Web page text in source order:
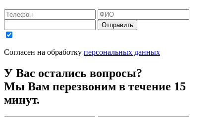
Отправить
Согласен на обработку персональных данных
У Вас остались вопросы?
Мы Вам перезвоним в течение 15
минут.